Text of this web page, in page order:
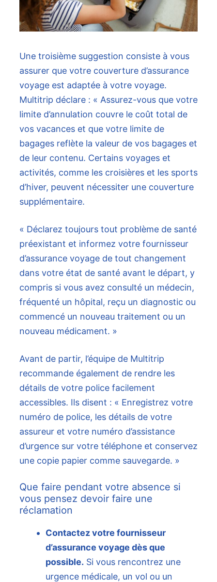
Une troisième suggestion consiste à vous
assurer que votre couverture d’assurance
voyage est adaptée à votre voyage.
Multitrip déclare : « Assurez-vous que votre
limite d’annulation couvre le coût total de
vos vacances et que votre limite de
bagages reflète la valeur de vos bagages et
de leur contenu. Certains voyages et
activités, comme les croisières et les sports
d’hiver, peuvent nécessiter une couverture
supplémentaire.
« Déclarez toujours tout problème de santé
préexistant et informez votre fournisseur
d’assurance voyage de tout changement
dans votre état de santé avant le départ, y
compris si vous avez consulté un médecin,
fréquenté un hôpital, reçu un diagnostic ou
commencé un nouveau traitement ou un
nouveau médicament. »
Avant de partir, l’équipe de Multitrip
recommande également de rendre les
détails de votre police facilement
accessibles. Ils disent : « Enregistrez votre
numéro de police, les détails de votre
assureur et votre numéro d’assistance
d’urgence sur votre téléphone et conservez
une copie papier comme sauvegarde. »
Que faire pendant votre absence si
vous pensez devoir faire une
réclamation
Contactez votre fournisseur
d’assurance voyage dès que
possible. Si vous rencontrez une
urgence médicale, un vol ou un